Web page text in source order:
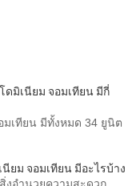
มิเนียม จอมเทียน มีกี่
มเทียน มีทั้งหมด 34 ยูนิต
ยม จอมเทียน มีอะไรบ้าง